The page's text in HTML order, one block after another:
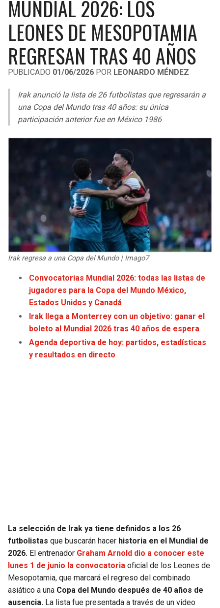
LIGA DE EXPANSIÓN MX
LEAGUES CUP
UEFA EUROPA LEAGUE
UEFA CONFERENCE LEAGUE
MLS
COPA LIBERTADORES
COPA SUDAMERICANA
LIGA BETPLAY
OTRAS LIGAS
RAIDERS
CHARGERS
RAVENS
COLTS
JAGUARS
TITANS
COWBOYS
GIANTS
EAGLES
COMMANDERS
PACKERS
VIKINGS
FALCONS
CAVALIERS
PISTONS
PACERS
MAGIC
WIZARDS
WARRIORS
CLIPPERS
LAKERS
SUNS
KINGS
TIMBERWOLVES
THUNDER
TRAIL BLAZERS
MUNDIAL 2026: LOS
LEONES DE MESOPOTAMIA
REGRESAN TRAS 40 AÑOS
PUBLICADO 01/06/2026 POR LEONARDO MÉNDEZ
Irak anunció la lista de 26 futbolistas que regresarán a
una Copa del Mundo tras 40 años: su única
participación anterior fue en México 1986
Irak regresa a una Copa del Mundo | Imago7
Convocatorias Mundial 2026: todas las listas de
jugadores para la Copa del Mundo México,
Estados Unidos y Canadá
Irak llega a Monterrey con un objetivo: ganar el
boleto al Mundial 2026 tras 40 años de espera
Agenda deportiva de hoy: partidos, estadísticas
y resultados en directo
La selección de Irak ya tiene definidos a los 26
futbolistas que buscarán hacer historia en el Mundial de
2026. El entrenador Graham Arnold dio a conocer este
lunes 1 de junio la convocatoria oficial de los Leones de
Mesopotamia, que marcará el regreso del combinado
asiático a una Copa del Mundo después de 40 años de
ausencia. La lista fue presentada a través de un video